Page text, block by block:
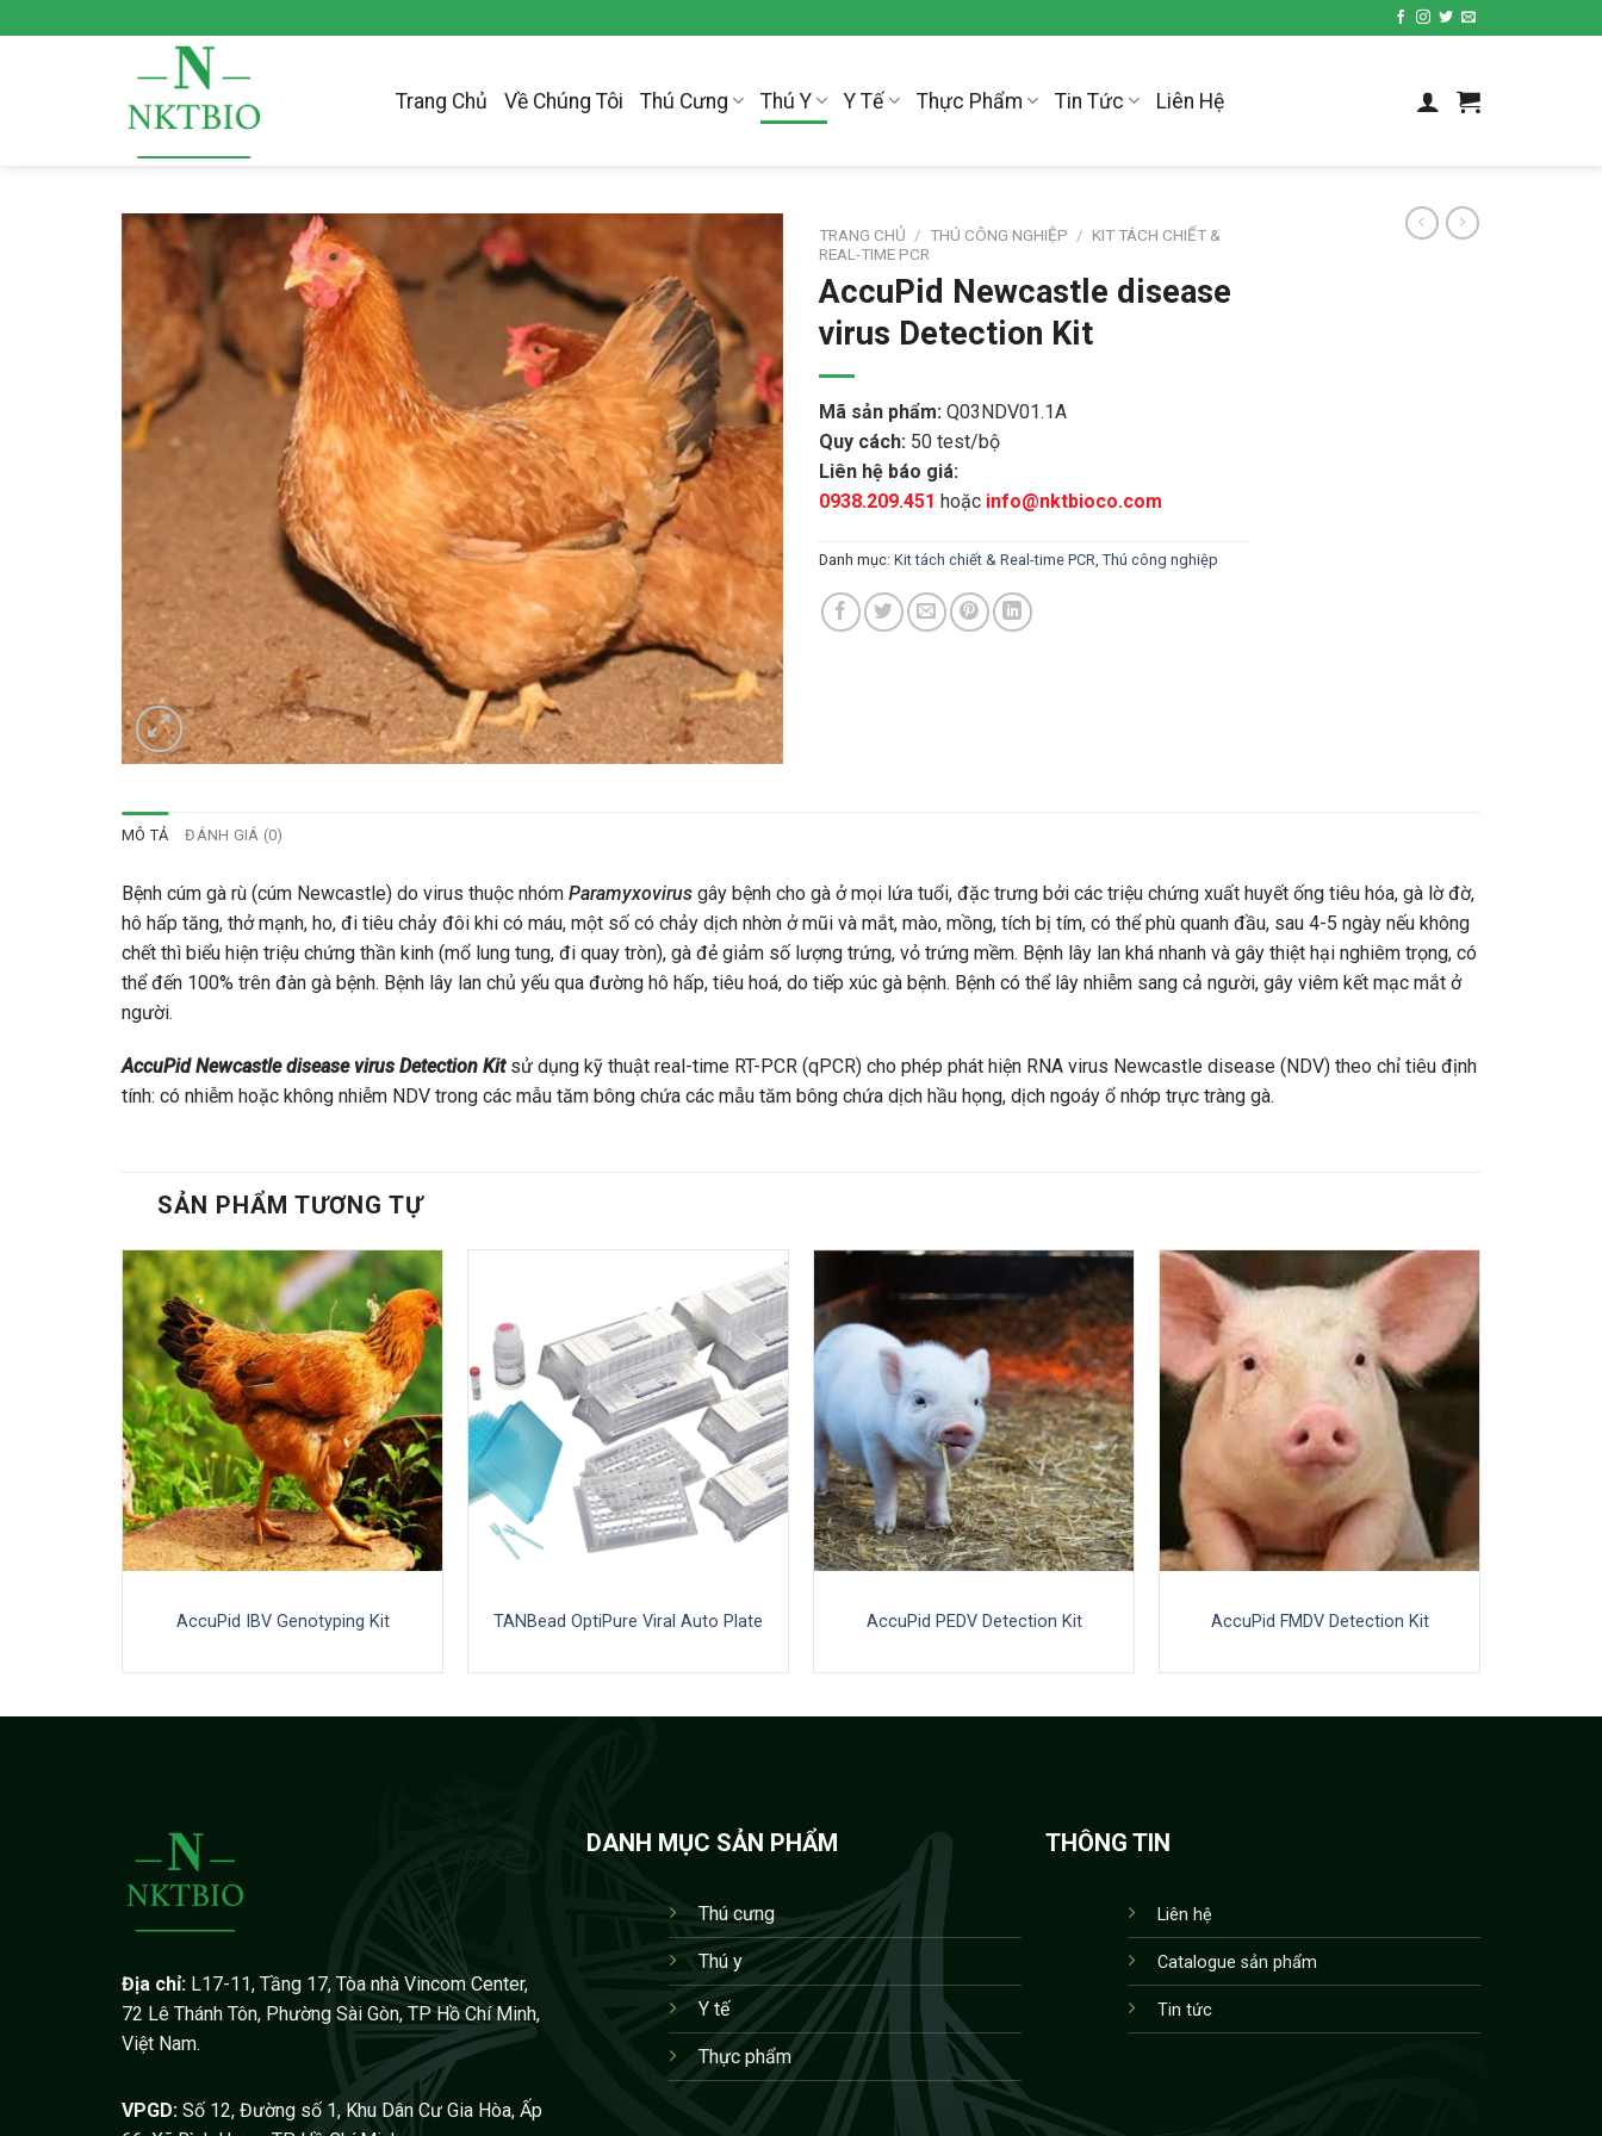
to
Trang Chủ Về Chúng Tôi Thú Cưng Thú Y Y Tế Thực Phẩm Tin Tức Liên Hệ
TRANG CHỦ / THÚ CÔNG NGHIỆP / KIT TÁCH CHIẾT &
REAL-TIME PCR
AccuPid Newcastle disease
virus Detection Kit
Mã sản phẩm: Q03NDV01.1A
Quy cách: 50 test/bộ
Liên hệ báo giá:
0938.209.451 hoặc info@nktbioco.com
Danh mục: Kit tách chiết & Real-time PCR Thú công nghiệp
MÔ TẢ ĐÁNH GIÁ (0)
Bệnh cúm gà rù (cúm Newcastle) do virus thuộc nhóm Paramyxovirus gây bệnh cho gà ở mọi lứa tuổi, đặc trưng bởi các triệu chứng xuất huyết ống tiêu hóa, gà lờ đờ,
hô hấp tăng, thở mạnh, ho, đi tiêu chảy đôi khi có máu, một số có chảy dịch nhờn ở mũi và mắt, mào, mồng, tích bị tím, có thể phù quanh đầu, sau 4-5 ngày nếu không
chết thì biểu hiện triệu chứng thần kinh (mổ lung tung, đi quay tròn), gà đẻ giảm số lượng trứng, vỏ trứng mềm. Bệnh lây lan khá nhanh và gây thiệt hại nghiêm trọng, có
thể đến 100% trên đàn gà bệnh. Bệnh lây lan chủ yếu qua đường hô hấp, tiêu hoá, do tiếp xúc gà bệnh. Bệnh có thể lây nhiễm sang cả người, gây viêm kết mạc mắt ở
người.
AccuPid Newcastle disease virus Detection Kitsử dụng kỹ thuật real-time RT-PCR (qPCR) cho phép phát hiện RNA virus Newcastle disease (NDV) theo chỉ tiêu định
tính: có nhiễm hoặc không nhiễm NDV trong các mẫu tăm bông chứa các mẫu tăm bông chứa dịch hầu họng, dịch ngoáy ổ nhớp trực tràng gà.
SẢN PHẨM TƯƠNG TỰ
AccuPid IBV Genotyping Kit TANBead OptiPure Viral Auto Plate AccuPid PEDV Detection Kit AccuPid FMDV Detection Kit
Địa chỉ: L17-11, Tầng 17, Tòa nhà Vincom Center,
72 Lê Thánh Tôn, Phường Sài Gòn, TP Hồ Chí Minh,
Việt Nam.
VPGD: Số 12, Đường số 1, Khu Dân Cư Gia Hòa, Ấp
DANH MỤC SẢN PHẨM
Thú cưng
Thú y
Y tế
Thực phẩm
THÔNG TIN
Liên hệ
Catalogue sản phẩm
Tin tức